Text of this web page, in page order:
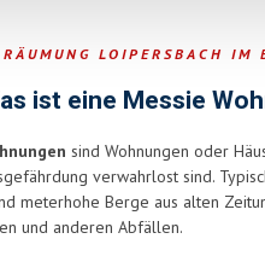
LOIPERSBACH IM
ist eine Messie
sind Wohnungen oder
verwahrlost sind.
meterhohe Berge aus alten
und anderen Abfällen.